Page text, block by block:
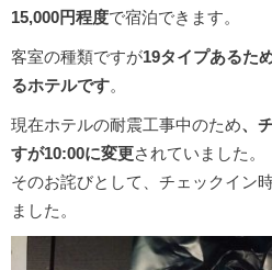
15,000円程度で宿泊できます。
客室の種類ですが19タイプあるた
るホテルです。
現在ホテルの耐震工事中のため、
すが10:00に変更されていました。
そのお詫びとして、チェックイン
ました。